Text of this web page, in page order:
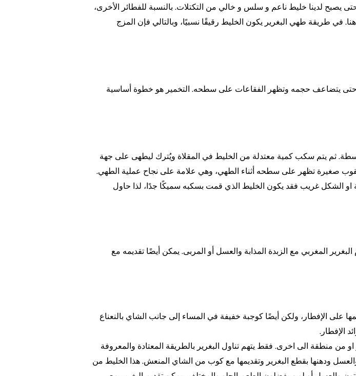
يصبح لدينا خليط ناعم و سلس و خالي من التكتلات. بالنسبة للفطائر الأخرى،
في طريقة طهي البغرير يكون الخليط رقيقًا نسبيًا، وبالتالي فإن المزج
دافئ لمدة تتراوح بين 30 دقيقة إلى ساعة، حتى يتضاعف حجمه وتظهر الفقاعات على سطحه. التخمير هو خطوة أساسية
ثم يتم سكب كمية معتدلة من الخليط في المقلاة ويُترك ليطهى على جهة
صغيرة تظهر على سطحه أثناء الطهي، وهي علامة على نجاح عملية الطهي.
او الشكل غريب فقد يكون الخليط الذي قمت بسكبه سميكًا جدًا، لذا حاول
المغربي مع الزبدة المذابة والعسل أو المربى. يمكن أيضًا تقديمه مع
على الإفطار، ولكن أيضًا كوجبة خفيفة في المساء إلى جانب الشاي بالنعناع
الإفطار.
منطقة الى اخرى. فقط يتهم تناول البغرير بالطريقة المعتادة والمعروفة
ودهنها بقطع البغرير وتقديمها مع كوب من الشاي المنعش. هذا الخليط من